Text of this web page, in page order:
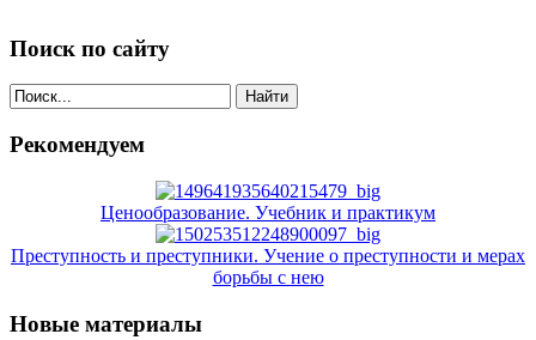
Поиск по сайту
Найти
Рекомендуем
Ценообразование. Учебник и практикум
Преступность и преступники. Учение о преступности и мерах
борьбы с нею
Новые материалы